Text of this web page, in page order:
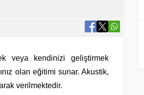
veya kendinizi geliştirmek
olan eğitimi sunar. Akustik,
verilmektedir.